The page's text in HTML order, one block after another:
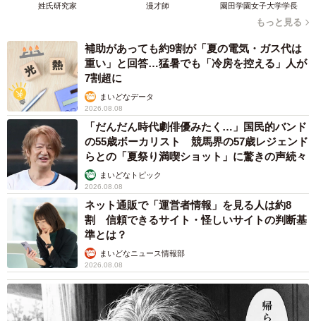
ーー投稿したいか焼きやスパイシーチキンの味わいはいか
がでしたか
ボンクレ台湾：スパイシーチキンは正直日本でもありそう
な感じでしたが、イカは台湾で食べるイカ特有の肉厚でプ
リッとした食感、味が濃厚でした。ちなみに盛り付けもメ
ニューの写真以上にきれいです。
ーーオススメのメニューは他にも？
ボンクレ台湾：蜂蜜起司總匯披薩（クアトロフォルマッ
ジ）、蒜奶培根孢子甘藍（芽キャベツのソテー）、もうな
いかもしれないメニューですが、キャベツと貝のペペロン
チーノ風です。
姓氏研究家 漫才師 園田学園女子大学学長
もっと見る
補助があっても約9割が「夏の電気・ガス代は
重い」と回答…猛暑でも「冷房を控える」人が
7割超に
まいどなデータ
2026.08.08
「だんだん時代劇俳優みたく…」国民的バンド
の55歳ボーカリスト 競馬界の57歳レジェンド
らとの「夏祭り満喫ショット」に驚きの声続々
まいどなトピック
2026.08.08
ネット通販で「運営者情報」を見る人は約8
割 信頼できるサイト・怪しいサイトの判断基
準とは？
まいどなニュース情報部
2026.08.08